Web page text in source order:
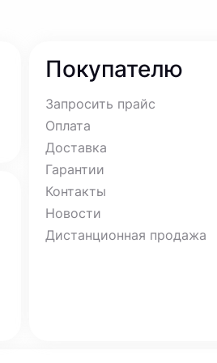
Покупателю
Запросить прайс
Оплата
Доставка
Гарантии
Контакты
Новости
Дистанционная продажа